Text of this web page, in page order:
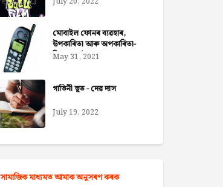
মোবাইল ফোনৰ ব্যৱহাৰ,
উপকাৰিতা আৰু অপকাৰিতা-
নিজৰা বৰ্মন ডেকা
May 31, 2021
গাভিনী ভূত - দেৱ দাস
July 19, 2022
সামাজিক মাধ্যমত আমাক অনুসৰণ কৰক